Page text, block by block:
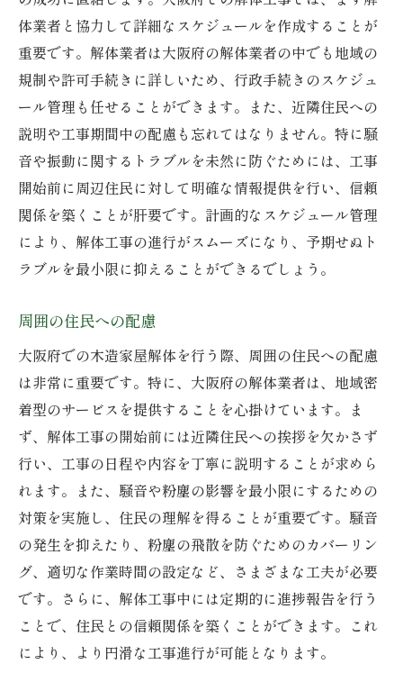
体業者と協力して詳細なスケジュールを作成することが
重要です。解体業者は大阪府の解体業者の中でも地域の
規制や許可手続きに詳しいため、行政手続きのスケジュ
ール管理も任せることができます。また、近隣住民への
説明や工事期間中の配慮も忘れてはなりません。特に騒
音や振動に関するトラブルを未然に防ぐためには、工事
開始前に周辺住民に対して明確な情報提供を行い、信頼
関係を築くことが肝要です。計画的なスケジュール管理
により、解体工事の進行がスムーズになり、予期せぬト
ラブルを最小限に抑えることができるでしょう。
周囲の住民への配慮
大阪府での木造家屋解体を行う際、周囲の住民への配慮
は非常に重要です。特に、大阪府の解体業者は、地域密
着型のサービスを提供することを心掛けています。ま
ず、解体工事の開始前には近隣住民への挨拶を欠かさず
行い、工事の日程や内容を丁寧に説明することが求めら
れます。また、騒音や粉塵の影響を最小限にするための
対策を実施し、住民の理解を得ることが重要です。騒音
の発生を抑えたり、粉塵の飛散を防ぐためのカバーリン
グ、適切な作業時間の設定など、さまざまな工夫が必要
です。さらに、解体工事中には定期的に進捗報告を行う
ことで、住民との信頼関係を築くことができます。これ
により、より円滑な工事進行が可能となります。